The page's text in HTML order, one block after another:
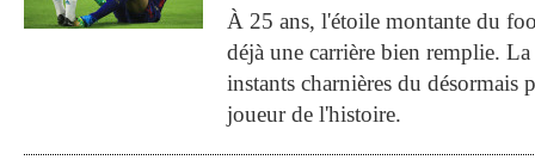
À 25 ans, l'étoile montante du
déjà une carrière bien remplie.
instants charnières du désormais
joueur de l'histoire.